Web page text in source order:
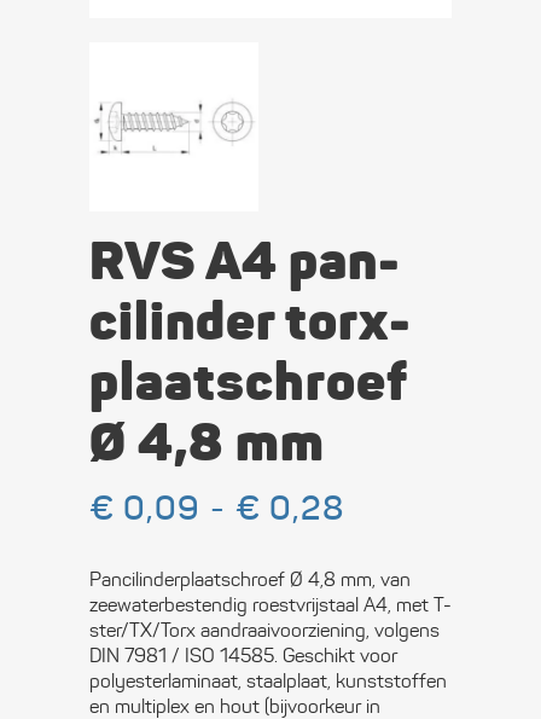
RVS A4 pan­
cilinder torx­
plaat­schroef
Ø 4,8 mm
€ 0,09 - € 0,28
€ 0,28
Pancilinderplaatschroef Ø 4,8 mm, van
zeewaterbestendig roestvrijstaal A4, met T-
ster/TX/Torx aandraaivoorziening, volgens
DIN 7981 / ISO 14585. Geschikt voor
polyesterlaminaat, staalplaat, kunststoffen
en multiplex en hout (bijvoorkeur in